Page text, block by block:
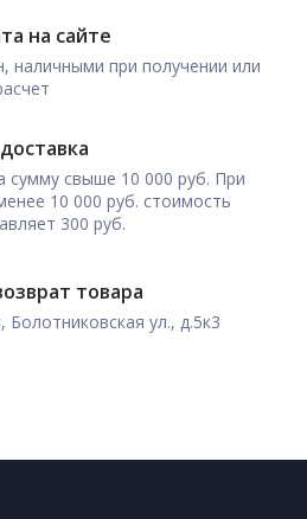
на сайте
наличными при получении или
сумму свыше 10 000 руб. При
10 000 руб. стоимость
300 руб.
товара
ул., д.5к3